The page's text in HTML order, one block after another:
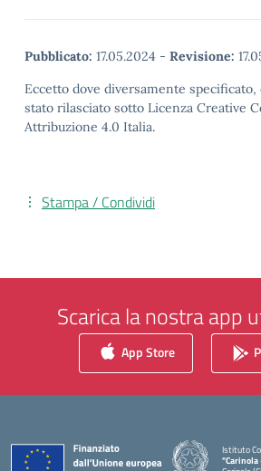
Pubblicato: 17.05.2024 - Revisione:
Eccetto dove diversamente
stato rilasciato sotto Licenza Creative
Attribuzione 4.0 Italia.
Stampa / Condividi
Scarica la nostra app
App Store
Istituto
"Carinola